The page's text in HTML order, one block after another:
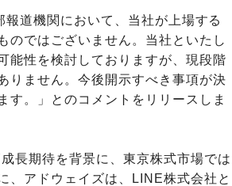
道機関において、当社が上場する
のではございません。当社といたし
能性を検討しておりますが、現段階
りません。今後開示すべき事項が決
す。」とのコメントをリリースしま
長期待を背景に、東京株式市場では
、アドウェイズは、LINE株式会社と